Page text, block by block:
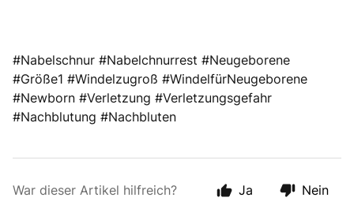
#Nabelschnur #Nabelchnurrest #Neugeborene
#Größe1 #Windelzugroß #WindelfürNeugeborene
#Newborn #Verletzung #Verletzungsgefahr
#Nachblutung #Nachbluten
War dieser Artikel hilfreich? Ja Nein